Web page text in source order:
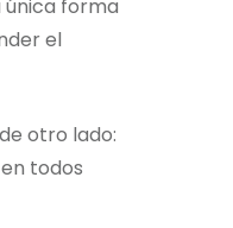
única forma
el
otro lado:
todos